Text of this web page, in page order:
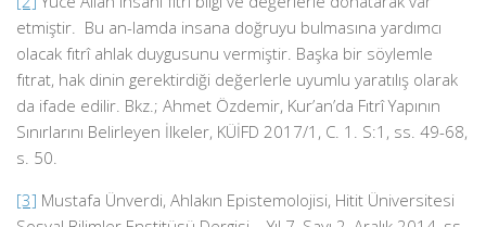
etmiştir. Bu an-lamda insana doğruyu bulmasına yardımcı
olacak fıtrî ahlak duygusunu vermiştir. Başka bir söylemle
fıtrat, hak dinin gerektirdiği değerlerle uyumlu yaratılış olarak
da ifade edilir. Bkz.; Ahmet Özdemir, Kur’an’da Fıtrî Yapının
Sınırlarını Belirleyen İlkeler, KÜİFD 2017/1, C. 1. S:1, ss. 49-68,
s. 50.
[3] Mustafa Ünverdi, Ahlakın Epistemolojisi, Hitit Üniversitesi